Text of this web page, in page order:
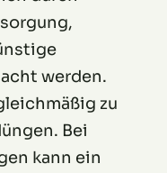
werden.
zu
Bei
kann ein